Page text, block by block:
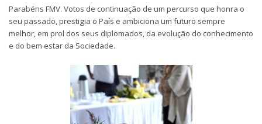
Parabéns FMV. Votos de continuação de um percurso que honra o
seu passado, prestigia o País e ambiciona um futuro sempre
melhor, em prol dos seus diplomados, da evolução do conhecimento
e do bem estar da Sociedade.